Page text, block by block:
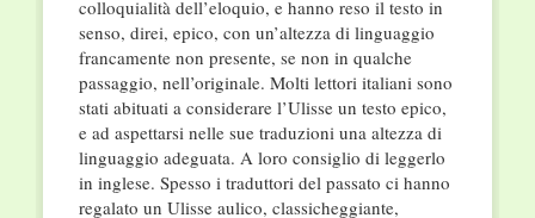
colloquialità dell’eloquio, e hanno reso il testo in
senso, direi, epico, con un’altezza di linguaggio
francamente non presente, se non in qualche
passaggio, nell’originale. Molti lettori italiani sono
stati abituati a considerare l’Ulisse un testo epico,
e ad aspettarsi nelle sue traduzioni una altezza di
linguaggio adeguata. A loro consiglio di leggerlo
in inglese. Spesso i traduttori del passato ci hanno
regalato un Ulisse aulico, classicheggiante,